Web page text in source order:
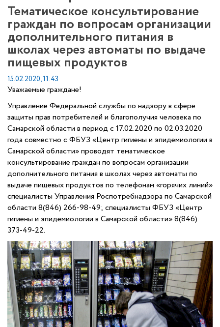
Тематическое консультирование
граждан по вопросам организации
дополнительного питания в
школах через автоматы по выдаче
пищевых продуктов
15.02.2020, 11:43
Уважаемые граждане!
Управление Федеральной службы по надзору в сфере
защиты прав потребителей и благополучия человека по
Самарской области в период с 17.02.2020 по 02.03.2020
года совместно с ФБУЗ «Центр гигиены и эпидемиологии в
Самарской области» проводят тематическое
консультирование граждан по вопросам организации
дополнительного питания в школах через автоматы по
выдаче пищевых продуктов по телефонам «горячих линий»
специалисты Управления Роспотребнадзора по Самарской
области 8(846) 266-98-49; специалисты ФБУЗ «Центр
гигиены и эпидемиологии в Самарской области» 8(846)
373-49-22.